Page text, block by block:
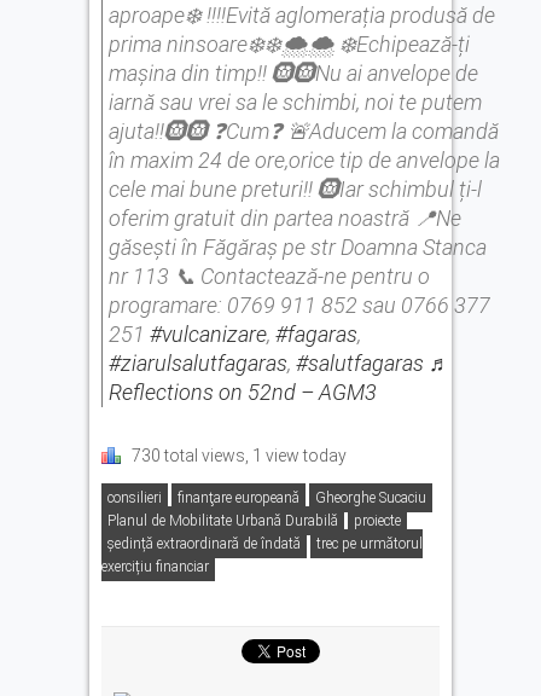
aproape❄️ ‼️‼️Evită aglomerația produsă de
prima ninsoare❄️❄️🌨️🌨️ ❄️Echipează-ți
mașina din timp‼️ 🛞🛞Nu ai anvelope de
iarnă sau vrei sa le schimbi, noi te putem
ajuta‼️🛞🛞 ❓Cum❓ 🚨Aducem la comandă
în maxim 24 de ore,orice tip de anvelope la
cele mai bune preturi‼️ 🛞Iar schimbul ți-l
oferim gratuit din partea noastră 📍Ne
găsești în Făgăraș pe str Doamna Stanca
nr 113 📞 Contactează-ne pentru o
programare: 0769 911 852 sau 0766 377
251 #vulcanizare, #fagaras,
#ziarulsalutfagaras, #salutfagaras ♬
Reflections on 52nd – AGM3
730 total views, 1 view today
consilieri finanţare europeană
Gheorghe Sucaciu
Planul de Mobilitate Urbană Durabilă
proiecte
ședință extraordinară de îndată
trec pe următorul
exercițiu financiar